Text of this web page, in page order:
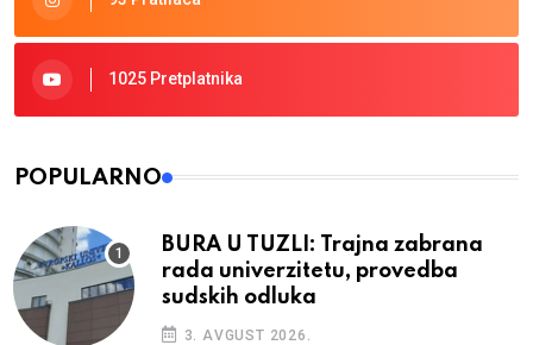
1025 Pretplatnika
POPULARNO
BURA U TUZLI: Trajna zabrana
rada univerzitetu, provedba
sudskih odluka
3. AVGUST 2026.